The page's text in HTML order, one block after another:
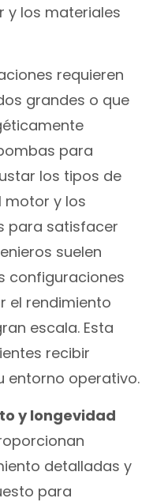
y los materiales
requieren
grandes o que
para
los tipos de
motor y los
para satisfacer
suelen
configuraciones
el rendimiento
escala. Esta
recibir
entorno operativo.
y longevidad
detalladas y
para